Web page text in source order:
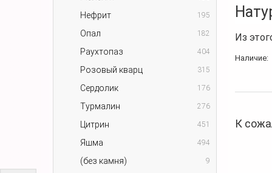
Нефрит 195
Опал 182
Раухтопаз 404
Розовый кварц 315
Сердолик 176
Турмалин 276
Цитрин 451
Яшма 494
(без камня) 9
Из
Наличие:
К